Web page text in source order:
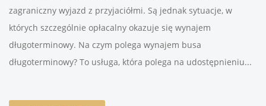
zagraniczny wyjazd z przyjaciółmi. Są jednak sytuacje, w
których szczególnie opłacalny okazuje się wynajem
długoterminowy. Na czym polega wynajem busa
długoterminowy? To usługa, która polega na udostępnieniu...